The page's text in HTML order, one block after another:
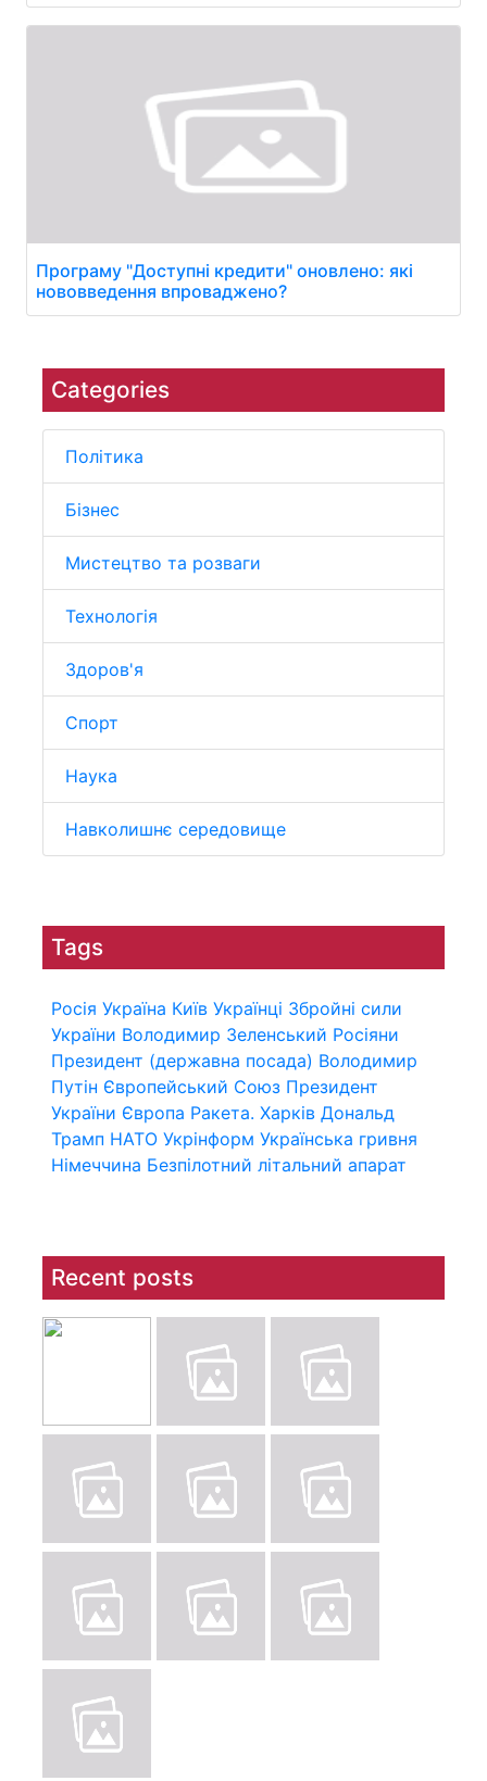
Categories
Політика
Бізнес
Мистецтво та розваги
Технологія
Здоров'я
Спорт
Наука
Навколишнє середовище
Tags
Росія Україна Київ Українці Збройні сили
України Володимир Зеленський Росіяни
Президент (державна посада) Володимир
Путін Європейський Союз Президент
України Європа Ракета. Харків Дональд
Трамп НАТО Укрінформ Українська гривня
Німеччина Безпілотний літальний апарат
Recent posts
Програму "Доступні кредити" оновлено: які
нововведення впроваджено?